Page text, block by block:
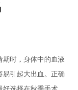
期时，身体中的血液
引起大出血。正确
选择在秋季手术，